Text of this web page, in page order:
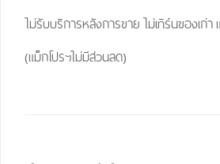
ไม่รับบริการหลังการขาย ไม่เทิร์นของเก่า
(แม็กโปรฯไม่มีส่วนลด)